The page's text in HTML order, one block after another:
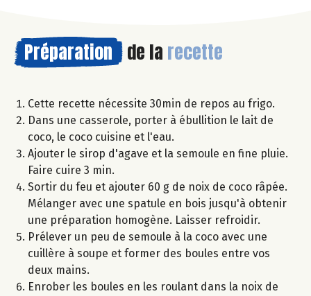
Préparation de la recette
Cette recette nécessite 30min de repos au frigo.
Dans une casserole, porter à ébullition le lait de
coco, le coco cuisine et l'eau.
Ajouter le sirop d'agave et la semoule en fine pluie.
Faire cuire 3 min.
Sortir du feu et ajouter 60 g de noix de coco râpée.
Mélanger avec une spatule en bois jusqu'à obtenir
une préparation homogène. Laisser refroidir.
Prélever un peu de semoule à la coco avec une
cuillère à soupe et former des boules entre vos
deux mains.
Enrober les boules en les roulant dans la noix de